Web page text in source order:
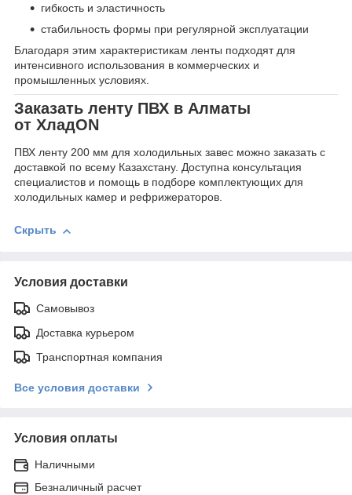
гибкость и эластичность
стабильность формы при регулярной эксплуатации
Благодаря этим характеристикам ленты подходят для
интенсивного использования в коммерческих и
промышленных условиях.
Заказать ленту ПВХ в Алматы
от ХладON
ПВХ ленту 200 мм для холодильных завес можно заказать с
доставкой по всему Казахстану. Доступна консультация
специалистов и помощь в подборе комплектующих для
холодильных камер и рефрижераторов.
Скрыть
Условия доставки
Самовывоз
Доставка курьером
Транспортная компания
Все условия доставки
Условия оплаты
Наличными
Безналичный расчет